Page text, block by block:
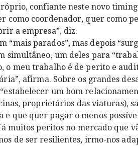
confiante neste novo
como coordenador, quer como
a empresa”, diz.
“mais parados”, mas depois
simultâneo, um deles para
o meu trabalho é de perito e
afirma. Sobre os grandes
um bom
proprietários das viaturas),
e que quer pagar o menos
muitos peritos no mercado que
de ser resilientes, irmo-nos